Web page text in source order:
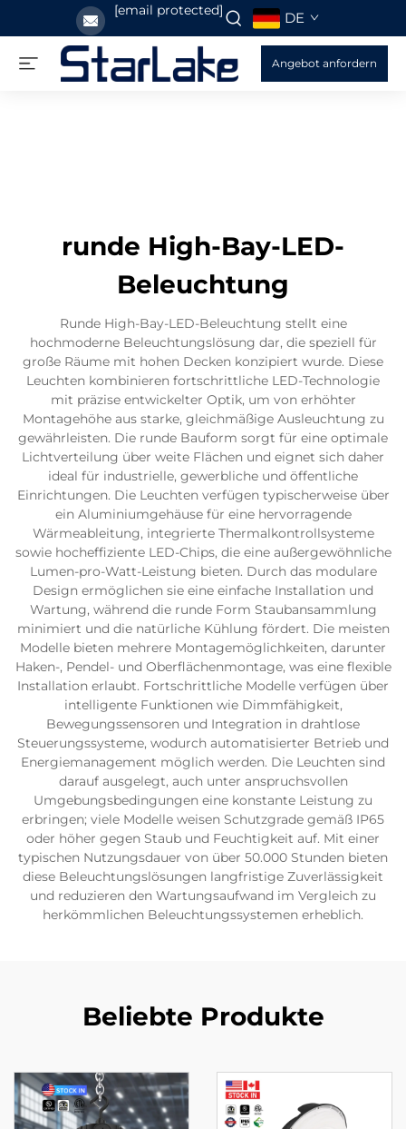
[email protected] DE
Angebot anfordern
runde High-Bay-LED-
Beleuchtung
Runde High-Bay-LED-Beleuchtung stellt eine
hochmoderne Beleuchtungslösung dar, die speziell für
große Räume mit hohen Decken konzipiert wurde. Diese
Leuchten kombinieren fortschrittliche LED-Technologie
mit präzise entwickelter Optik, um von erhöhter
Montagehöhe aus starke, gleichmäßige Ausleuchtung zu
gewährleisten. Die runde Bauform sorgt für eine optimale
Lichtverteilung über weite Flächen und eignet sich daher
ideal für industrielle, gewerbliche und öffentliche
Einrichtungen. Die Leuchten verfügen typischerweise über
ein Aluminiumgehäuse für eine hervorragende
Wärmeableitung, integrierte Thermalkontrollsysteme
sowie hocheffiziente LED-Chips, die eine außergewöhnliche
Lumen-pro-Watt-Leistung bieten. Durch das modulare
Design ermöglichen sie eine einfache Installation und
Wartung, während die runde Form Staubansammlung
minimiert und die natürliche Kühlung fördert. Die meisten
Modelle bieten mehrere Montagemöglichkeiten, darunter
Haken-, Pendel- und Oberflächenmontage, was eine flexible
Installation erlaubt. Fortschrittliche Modelle verfügen über
intelligente Funktionen wie Dimmfähigkeit,
Bewegungssensoren und Integration in drahtlose
Steuerungssysteme, wodurch automatisierter Betrieb und
Energiemanagement möglich werden. Die Leuchten sind
darauf ausgelegt, auch unter anspruchsvollen
Umgebungsbedingungen eine konstante Leistung zu
erbringen; viele Modelle weisen Schutzgrade gemäß IP65
oder höher gegen Staub und Feuchtigkeit auf. Mit einer
typischen Nutzungsdauer von über 50.000 Stunden bieten
diese Beleuchtungslösungen langfristige Zuverlässigkeit
und reduzieren den Wartungsaufwand im Vergleich zu
herkömmlichen Beleuchtungssystemen erheblich.
Beliebte Produkte